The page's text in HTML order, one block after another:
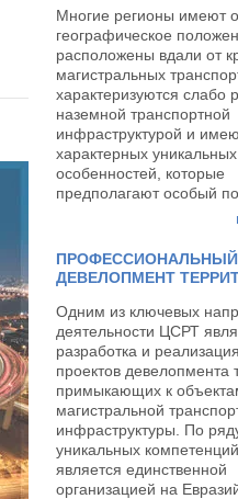
Многие регионы имеют
географическое
расположены вдали от
магистральных
характеризуются слабо
наземной транспортной
инфраструктурой и
характерных уникальных
особенностей, которые
предполагают особый
транспортному
ПРОФЕССИОНАЛЬНЫЙ
ДЕВЕЛОПМЕНТ
Одним из ключевых
деятельности ЦСРТ
разработка и
проектов девелопмента
примыкающих к
магистральной
инфраструктуры. По
уникальных
является единственной
организацией на